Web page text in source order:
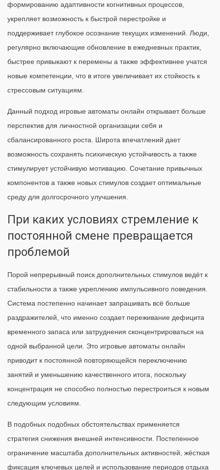
формированию адаптивности когнитивных процессов,
укрепляет возможность к быстрой перестройке и
поддерживает глубокое осознание текущих изменений. Люди,
регулярно включающие обновление в ежедневных практик,
быстрее привыкают к перемены а также эффективнее учатся
новые компетенции, что в итоге увеличивает их стойкость к
стрессовым ситуациям.
Данный подход игровые автоматы онлайн открывает больше
перспектив для личностной организации себя и
сбалансированного роста. Широта впечатлений дает
возможность сохранять психическую устойчивость а также
стимулирует устойчивую мотивацию. Сочетание привычных
компонентов а также новых стимулов создает оптимальные
среду для долгосрочного улучшения.
При каких условиях стремление к
постоянной смене превращается
проблемой
Порой непрерывный поиск дополнительных стимулов ведёт к
стабильности а также укреплению импульсивного поведения.
Система постепенно начинает запрашивать всё больше
раздражителей, что именно создает переживание дефицита
временного запаса или затруднения сконцентрироваться на
одной выбранной цели. Это игровые автоматы онлайн
приводит к постоянной повторяющейся переключению
занятий и уменьшению качественного итога, поскольку
концентрация не способно полностью перестроиться к новым
следующим условиям.
В подобных подобных обстоятельствах применяется
стратегия снижения внешней интенсивности. Постепенное
ограничение масштаба дополнительных активностей, жёсткая
фиксация ключевых целей и использование периодов отдыха